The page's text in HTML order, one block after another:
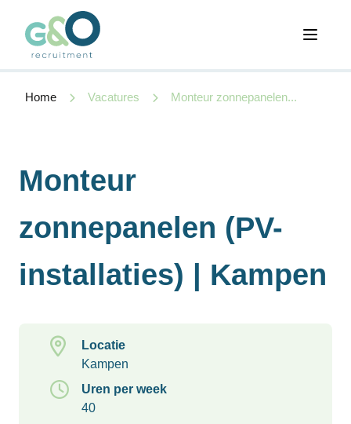
Open
Home Vacatures Monteur zonnepanelen...
Monteur
zonnepanelen (PV-
installaties) | Kampen
Locatie
Kampen
Uren per week
40